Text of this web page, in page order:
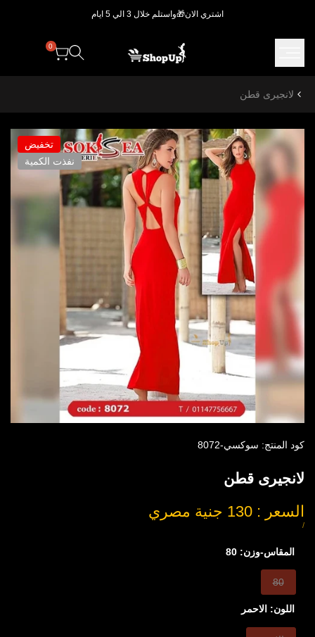
اشتري الان🎁واستلم خلال 3 الي 5 ايام
0
لانجيرى قطن
تخفيض
نفذت الكمية
كود المنتج: سوكسي-8072
لانجيرى قطن
السعر
بعد
السعر : 130 جنية مصري
سعر/ل
المقاس-وزن:80
هذا
الخيار
نفذ
80
اللون: الاحمر